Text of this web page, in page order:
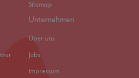
Sitemap
Unternehmen
Über uns
Jobs
Impressum